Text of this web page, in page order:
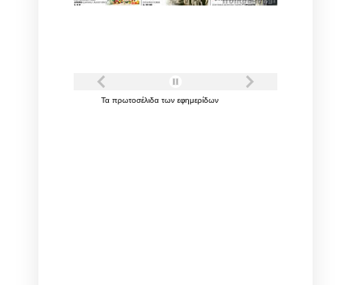
Τα πρωτοσέλιδα των εφημερίδων